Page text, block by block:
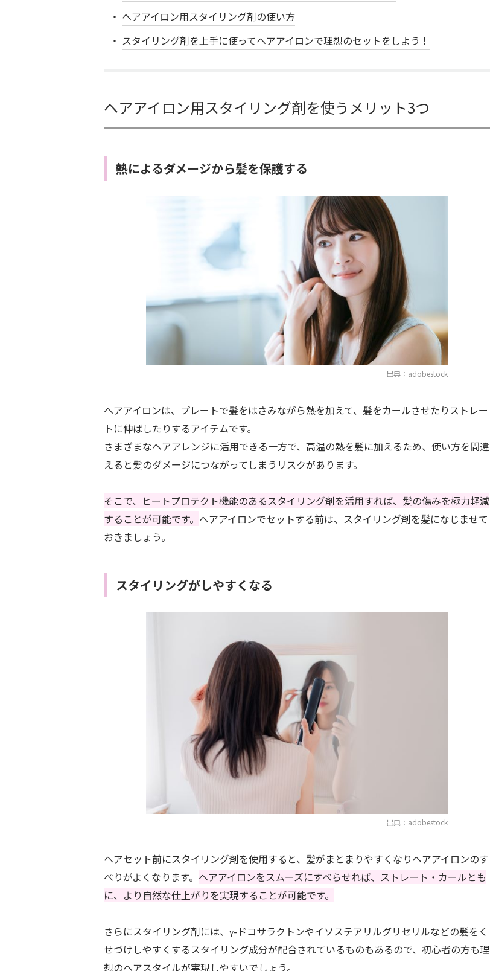
ヘアアイロン用スタイリング剤の使い方
スタイリング剤を上手に使ってヘアアイロンで理想のセットをしよう！
ヘアアイロン用スタイリング剤を使うメリット3つ
熱によるダメージから髪を保護する
出典：adobestock
ヘアアイロンは、プレートで髪をはさみながら熱を加えて、髪をカールさせたりストレー
トに伸ばしたりするアイテムです。
さまざまなヘアアレンジに活用できる一方で、高温の熱を髪に加えるため、使い方を間違
えると髪のダメージにつながってしまうリスクがあります。
そこで、ヒートプロテクト機能のあるスタイリング剤を活用すれば、髪の傷みを極力軽減
することが可能です。 へアアイロンでセットする前は、スタイリング剤を髪になじませて
おきましょう。
スタイリングがしやすくなる
出典：adobestock
ヘアセット前にスタイリング剤を使用すると、髪がまとまりやすくなりヘアアイロンのす
べりがよくなります。 ヘアアイロンをスムーズにすべらせれば、ストレート・カールとも
に、より自然な仕 上がりを実現することが可能です。
さらにスタイリング剤には、γ-ドコサラクトンやイソステアリルグリセリルなどの髪をく
せづけしやすくするスタイリング成分が配合されているものもあるので、初心者の方も理
想のヘアスタイルが実現しやすいでしょう。